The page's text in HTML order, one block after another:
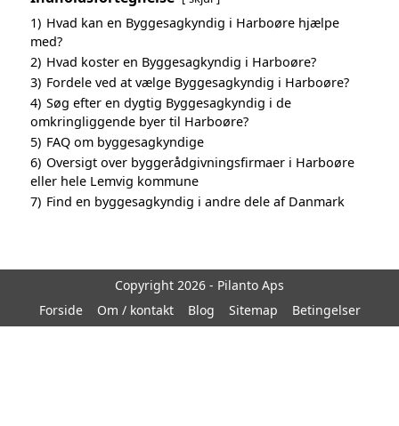
1) Hvad kan en Byggesagkyndig i Harboøre hjælpe
med?
2) Hvad koster en Byggesagkyndig i Harboøre?
3) Fordele ved at vælge Byggesagkyndig i Harboøre?
4) Søg efter en dygtig Byggesagkyndig i de
omkringliggende byer til Harboøre?
5) FAQ om byggesagkyndige
6) Oversigt over byggerådgivningsfirmaer i Harboøre
eller hele Lemvig kommune
7) Find en byggesagkyndig i andre dele af Danmark
Copyright 2026 - Pilanto Aps
Forside
Om / kontakt Blog Sitemap Betingelser